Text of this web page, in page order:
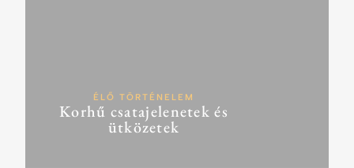
ÉLŐ TÖRTÉNELEM
Korhű csatajelenetek és
ütközetek